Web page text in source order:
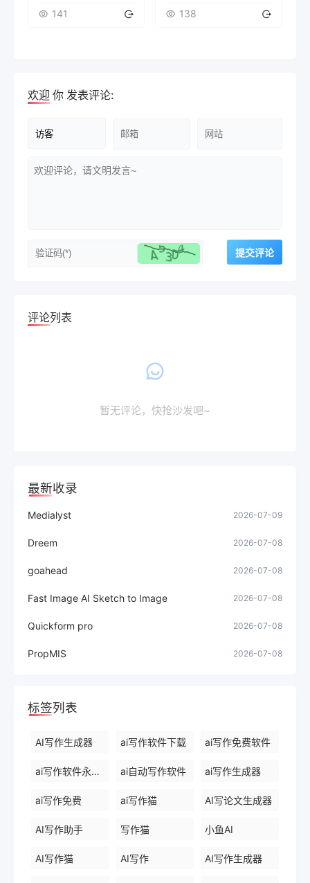
141 138
欢迎 你 发表评论:
评论列表
暂无评论，快抢沙发吧~
最新收录
Medialyst 2026-07-09
Dreem 2026-07-08
goahead 2026-07-08
Fast Image AI Sketch to Image 2026-07-08
Quickform pro 2026-07-08
PropMIS 2026-07-08
标签列表
AI写作生成器 ai写作软件下载 ai写作免费软件
ai写作软件永久免费版 ai自动写作软件 ai写作生成器
ai写作免费 ai写作猫 AI写论文生成器
AI写作助手 写作猫 小鱼AI
AI写作猫 AI写作 AI写作生成器